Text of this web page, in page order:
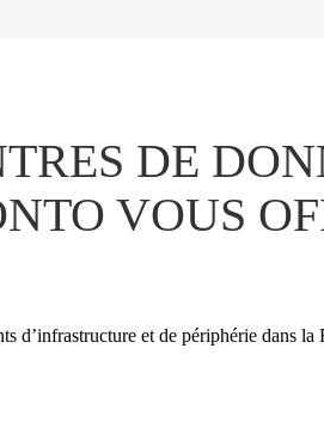
DE
VOUS
d’infrastructure et de périphérie dans